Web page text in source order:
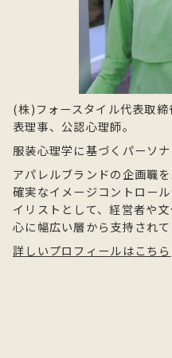
(株)フォースタイル代表取
表理事、公認心理師。
服装心理学に基づくパーソ
アパレルブランドの企画職
確実なイメージコントロー
イリストとして、経営者や
心に幅広い層から支持されて
詳しいプロフィールはこちら